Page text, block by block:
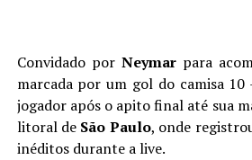
Convidado por Neymarpara
marcada por um gol do camisa 10
jogador após o apito final até sua
litoral de São Paulo, onde
inéditos durante a live.